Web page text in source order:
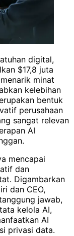
digital,
$17,8 juta
minat
kelebihan
bentuk
perusahaan
sangat relevan
AI
mencapai
dan
Digambarkan
dan CEO,
jawab,
kelola AI,
AI
privasi data.